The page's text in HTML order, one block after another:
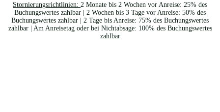
Stornierungsrichtlinien: 2 Monate bis 2 Wochen vor Anreise: 25% des
Buchungswertes zahlbar | 2 Wochen bis 3 Tage vor Anreise: 50% des
Buchungswertes zahlbar | 2 Tage bis Anreise: 75% des Buchungswertes
zahlbar | Am Anreisetag oder bei Nichtabsage: 100% des Buchungswertes
zahlbar